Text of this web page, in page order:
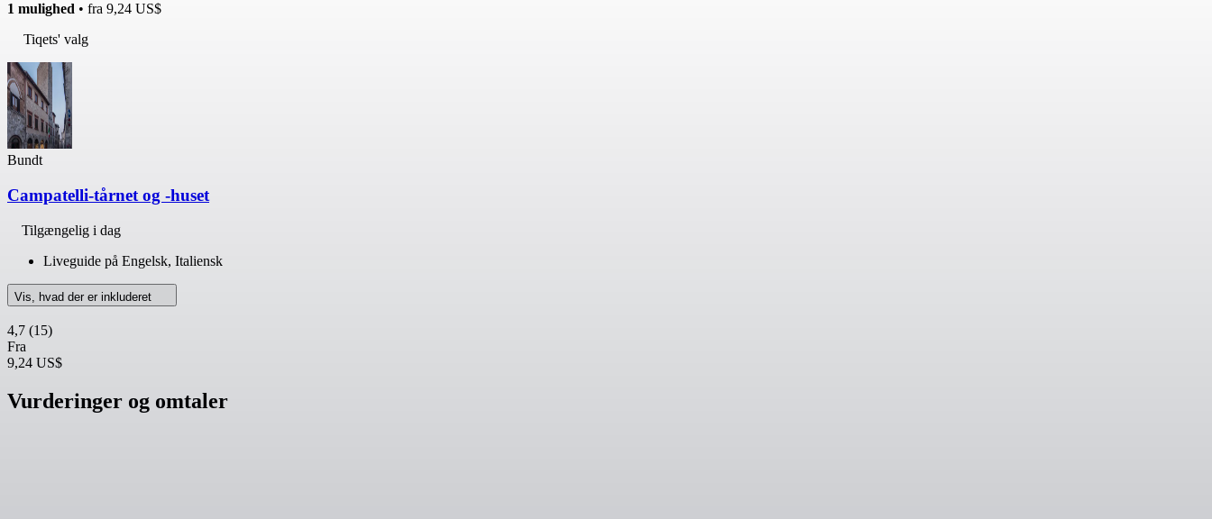
1 mulighed • fra 9,24 US$
Tiqets' valg
Bundt
Campatelli-tårnet og -huset
Tilgængelig i dag
Liveguide på Engelsk, Italiensk
Vis, hvad der er inkluderet
4,7 (15)
Fra
9,24 US$
Vurderinger og omtaler